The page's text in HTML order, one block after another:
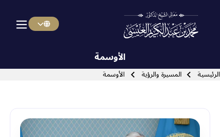
Skip to main navigation
الأوسمة
مسار التنقل
الرئيسية المسيرة والرؤية الأوسمة